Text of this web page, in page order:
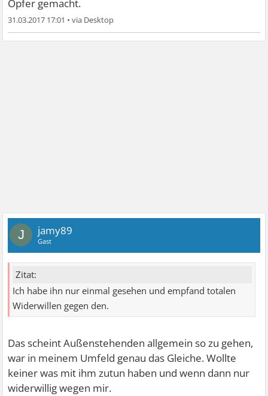
Opfer gemacht.
31.03.2017 17:01 •
J jamy89
Gast
Zitat:
Ich habe ihn nur einmal gesehen und empfand totalen
Widerwillen gegen den.
Das scheint Außenstehenden allgemein so zu gehen,
war in meinem Umfeld genau das Gleiche. Wollte
keiner was mit ihm zutun haben und wenn dann nur
widerwillig wegen mir.